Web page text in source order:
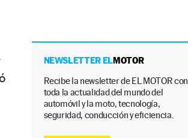
NEWSLETTER ELMOTOR
Recibe la newsletter de EL MOTOR con
toda la actualidad del mundo del
automóvil y la moto, tecnología,
seguridad, conducción y eficiencia.